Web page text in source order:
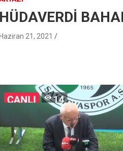
HÜDAVERDİ
Haziran 21, 2021